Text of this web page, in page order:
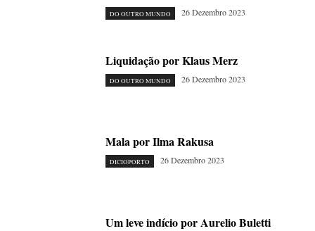
DO OUTRO MUNDO 26 Dezembro 2023
Liquidação por Klaus Merz
DO OUTRO MUNDO 26 Dezembro 2023
Mala por Ilma Rakusa
DICIOPORTO 26 Dezembro 2023
Um leve indício por Aurelio Buletti